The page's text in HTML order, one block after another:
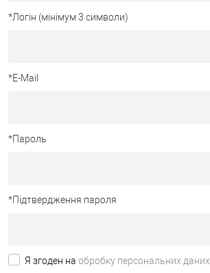
*Логін (мінімум 3 символи)
*E-Mail
*Пароль
*Підтвердження пароля
Я згоден на обробку персональних даних.